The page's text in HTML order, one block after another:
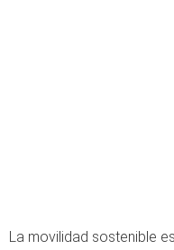
La movilidad sostenible